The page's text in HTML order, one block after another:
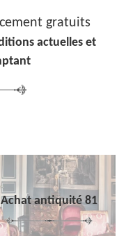
gratuits
actuelles et
Achat antiquité 81